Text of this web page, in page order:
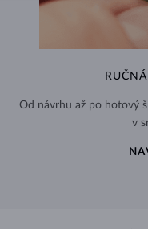
Od návrhu až po hotový
v